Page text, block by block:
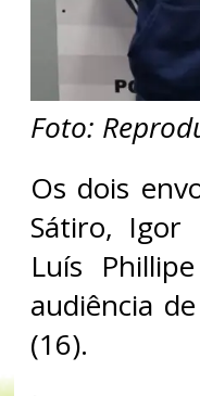
Foto:
Os dois
Sátiro, Igor
Luís
audiência
(16).